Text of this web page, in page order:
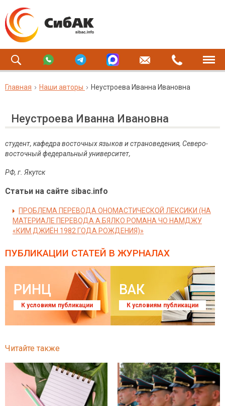
Главная Наши авторы Неустроева Иванна Ивановна
Неустроева Иванна Ивановна
студент, кафедра восточных языков и страноведения, Северо-
восточный федеральный университет,
РФ, г. Якутск
Статьи на сайте sibac.info
ПРОБЛЕМА ПЕРЕВОДА ОНОМАСТИЧЕСКОЙ ЛЕКСИКИ (НА
МАТЕРИАЛЕ ПЕРЕВОДА А.БЯЛКО РОМАНА ЧО НАМДЖУ
«КИМ ДЖИЁН 1982 ГОДА РОЖДЕНИЯ)»
ПУБЛИКАЦИИ СТАТЕЙ В ЖУРНАЛАХ
РИНЦ
К условиям публикации
ВАК
К условиям публикации
Читайте также